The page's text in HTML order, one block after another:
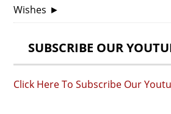
Wishes ►
SUBSCRIBE OUR
Click Here To Subscribe Our